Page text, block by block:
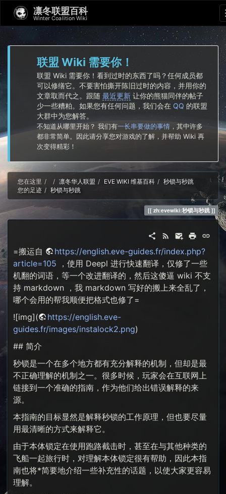
凛冬联盟百科
Winter Coalition Wiki
联盟 Wiki 需要你！
联盟 Wiki 需要你！看到过时的东西了吗？任何成员都
可以修缮它。不要害怕撕开陈旧过时的内容，并用你的
文章取而代之。跟随最近更新 让你的熊猫同伴的帖子
少一些糟粕。如果您有任何问题，我们会在 QQ 的联盟
大群中为您解答。
不知道从哪里开始？ 我们有一长串要做的事情 ，其中许多
都非常简单。因此请分享您对游戏的了解，并帮助 Wiki 再
次变得精彩！
您在这里 Home凛冬华人联盟 EVE WIKI 维基百科
秒锁与秒跳
您的足迹
秒锁与秒跳
zh:evewiki:秒锁与秒跳
=搬运自
https://english.eve-guides.fr/index.php?
article=105 ，使用 Deepl 进行快速翻译，仅修了一些
机翻的词语，等一个改进翻译的，然后这傻逼 wiki 不支
持 markdown ，我 markdown 写好的搬上来全乱了，
哪个会用的帮我顺便把格式也修了=
![img](
https://english.eve-
guides.fr/images/instalock2.png)
## 简介
秒锁是一个在多个地方都有充分解释的机制，但却是最
不正确理解的机制之一。很多时候，玩家会在互联网上
链接到一个准确的指南，作为他们给出错误解释的来
源。
本指南的目标显然是解释秒锁的工作原理，但也要尽量
用最清晰的方式来解释它。
由于本体锁定在使用跑路截击时，甚至在与其他种类的
飞船一起旅行时，对理解本体锁定很有帮助，因此本指
南也将*简要地介绍一些补充性的话题，以使大家更容易
理解。